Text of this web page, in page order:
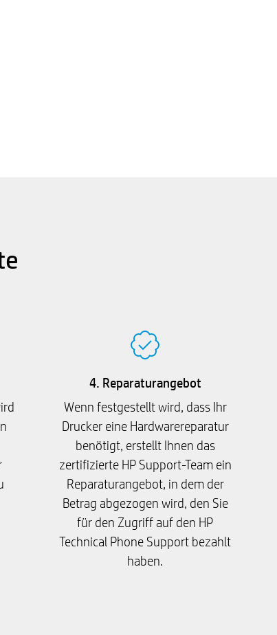
4. Reparaturangebot
Wenn festgestellt wird, dass Ihr
Drucker eine Hardwarereparatur
benötigt, erstellt Ihnen das
zertifizierte HP Support-Team ein
Reparaturangebot, in dem der
Betrag abgezogen wird, den Sie
für den Zugriff auf den HP
Technical Phone Support bezahlt
haben.